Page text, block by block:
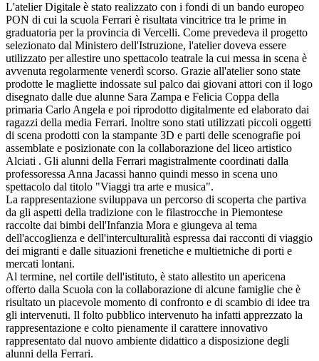
L'atelier Digitale è stato realizzato con i fondi di un bando europeo
PON di cui la scuola Ferrari è risultata vincitrice tra le prime in
graduatoria per la provincia di Vercelli. Come prevedeva il progetto
selezionato dal Ministero dell'Istruzione, l'atelier doveva essere
utilizzato per allestire uno spettacolo teatrale la cui messa in scena è
avvenuta regolarmente venerdì scorso. Grazie all'atelier sono state
prodotte le magliette indossate sul palco dai giovani attori con il logo
disegnato dalle due alunne Sara Zampa e Felicia Coppa della
primaria Carlo Angela e poi riprodotto digitalmente ed elaborato dai
ragazzi della media Ferrari. Inoltre sono stati utilizzati piccoli oggetti
di scena prodotti con la stampante 3D e parti delle scenografie poi
assemblate e posizionate con la collaborazione del liceo artistico
Alciati . Gli alunni della Ferrari magistralmente coordinati dalla
professoressa Anna Jacassi hanno quindi messo in scena uno
spettacolo dal titolo "Viaggi tra arte e musica".
La rappresentazione sviluppava un percorso di scoperta che partiva
da gli aspetti della tradizione con le filastrocche in Piemontese
raccolte dai bimbi dell'Infanzia Mora e giungeva al tema
dell'accoglienza e dell'interculturalità espressa dai racconti di viaggio
dei migranti e dalle situazioni frenetiche e multietniche di porti e
mercati lontani.
Al termine, nel cortile dell'istituto, è stato allestito un apericena
offerto dalla Scuola con la collaborazione di alcune famiglie che è
risultato un piacevole momento di confronto e di scambio di idee tra
gli intervenuti. Il folto pubblico intervenuto ha infatti apprezzato la
rappresentazione e colto pienamente il carattere innovativo
rappresentato dal nuovo ambiente didattico a disposizione degli
alunni della Ferrari.